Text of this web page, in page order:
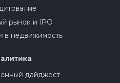
рынок и IPO
в недвижимость
дайджест